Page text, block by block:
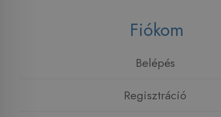
Fiókom
Belépés
Regisztráció